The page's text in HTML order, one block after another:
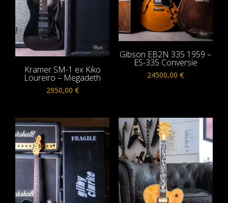
Kramer SM-1 ex Kiko
Loureiro – Megadeth
2950,00 €
Gibson EB2N 335 1959 –
ES-335 Conversie
24500,00€